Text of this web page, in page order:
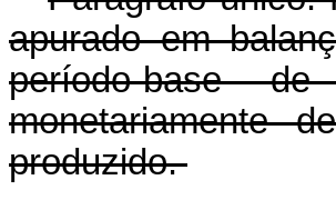
apurado em
período-base
monetariamente
produzido.